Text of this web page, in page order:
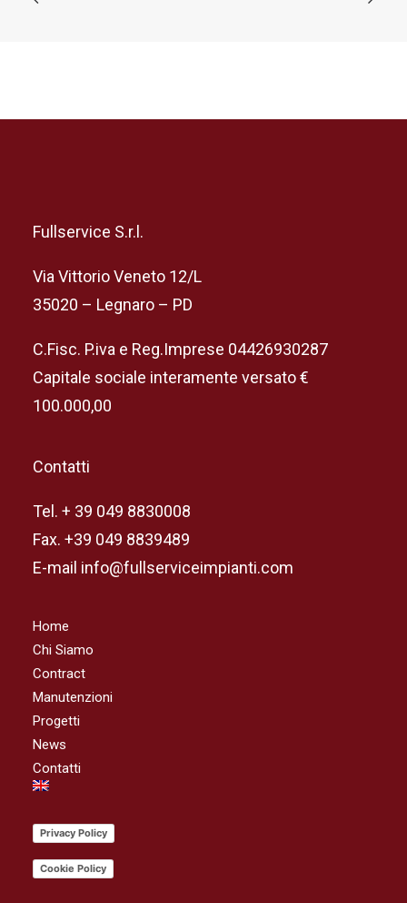
Fullservice S.r.l.
Via Vittorio Veneto 12/L
35020 – Legnaro – PD
C.Fisc. P.iva e Reg.Imprese 04426930287
Capitale sociale interamente versato €
100.000,00
Contatti
Tel. + 39 049 8830008
Fax. +39 049 8839489
E-mail info@fullserviceimpianti.com
Home
Chi Siamo
Contract
Manutenzioni
Progetti
News
Contatti
Privacy Policy
Cookie Policy